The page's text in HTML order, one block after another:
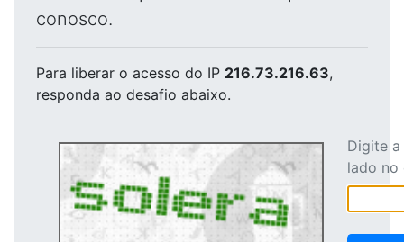
conosco.
Para liberar o acesso do IP 216.73.216.63,
responda ao desafio abaixo.
Digite
lado no